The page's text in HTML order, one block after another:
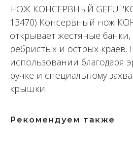
НОЖ КОНСЕРВНЫЙ GEFU
13470) Консервный нож
открывает жестяные банки,
ребристых и острых краёв.
использовании благодаря
ручке и специальному
крышки.
Рекомендуем также